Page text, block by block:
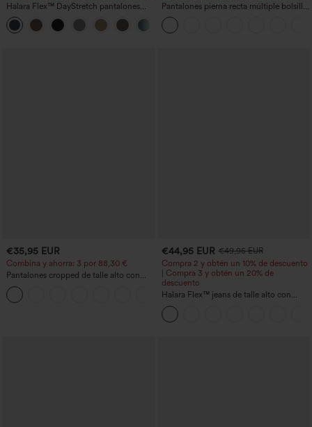
Halara Flex™ DayStretch pantalones
acampanados de trabajo de tiro medio
con bolsillo lateral con cremallera
Pantalones pierna recta múltiple bolsillo
botón tiro alto
€35,95 EUR
Combina y ahorra: 3 por 88,30 €
Pantalones cropped de talle alto con
bolsillos con cremallera y efecto lino
+7
€44,95 EUR €49,95 EUR
Compra 2 y obtén un 10% de descuento
| Compra 3 y obtén un 20% de
descuento
Halara Flex™ jeans de talle alto con
bolsillos, dobladillo enrollado, pierna
ancha y efecto lavado, estilo casual